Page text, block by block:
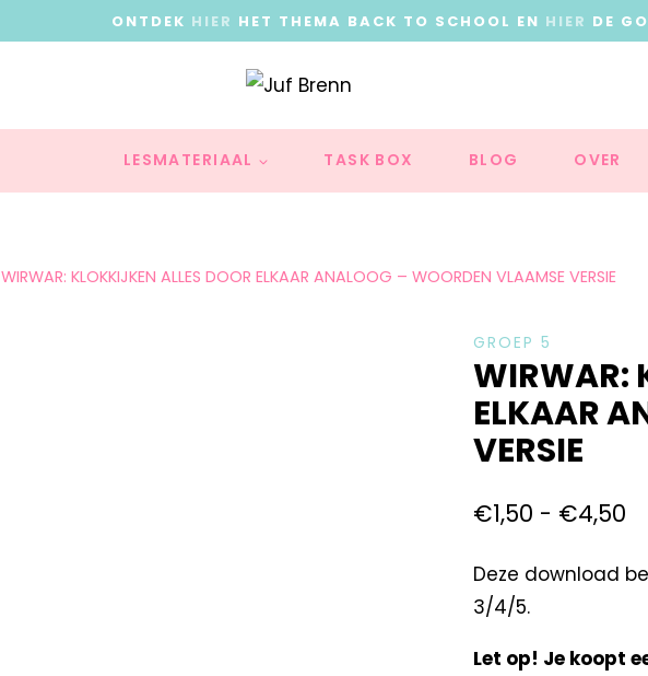
ONTDEK HIER HET THEMA BACK TO SCHOOL EN HIER DE
LESMATERIAAL TASK BOX BLOG OVER
WIRWAR: KLOKKIJKEN ALLES DOOR ELKAAR ANALOOG – WOORDEN VLAAMSE VERSIE
GROEP 5
WIRWAR:
ELKAAR
VERSIE
€1,50 - €4,50
Deze download
3/4/5.
Let op! Je koopt